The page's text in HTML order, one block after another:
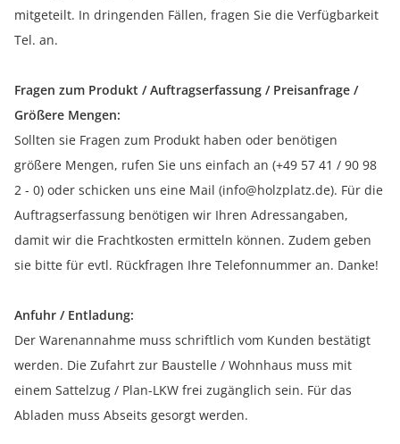
mitgeteilt. In dringenden Fällen, fragen Sie die Verfügbarkeit
Tel. an.
Fragen zum Produkt / Auftragserfassung / Preisanfrage /
Größere Mengen:
Sollten sie Fragen zum Produkt haben oder benötigen
größere Mengen, rufen Sie uns einfach an (+49 57 41 / 90 98
2 - 0) oder schicken uns eine Mail (info@holzplatz.de). Für die
Auftragserfassung benötigen wir Ihren Adressangaben,
damit wir die Frachtkosten ermitteln können. Zudem geben
sie bitte für evtl. Rückfragen Ihre Telefonnummer an. Danke!
Anfuhr / Entladung:
Der Warenannahme muss schriftlich vom Kunden bestätigt
werden. Die Zufahrt zur Baustelle / Wohnhaus muss mit
einem Sattelzug / Plan-LKW frei zugänglich sein. Für das
Abladen muss Abseits gesorgt werden.